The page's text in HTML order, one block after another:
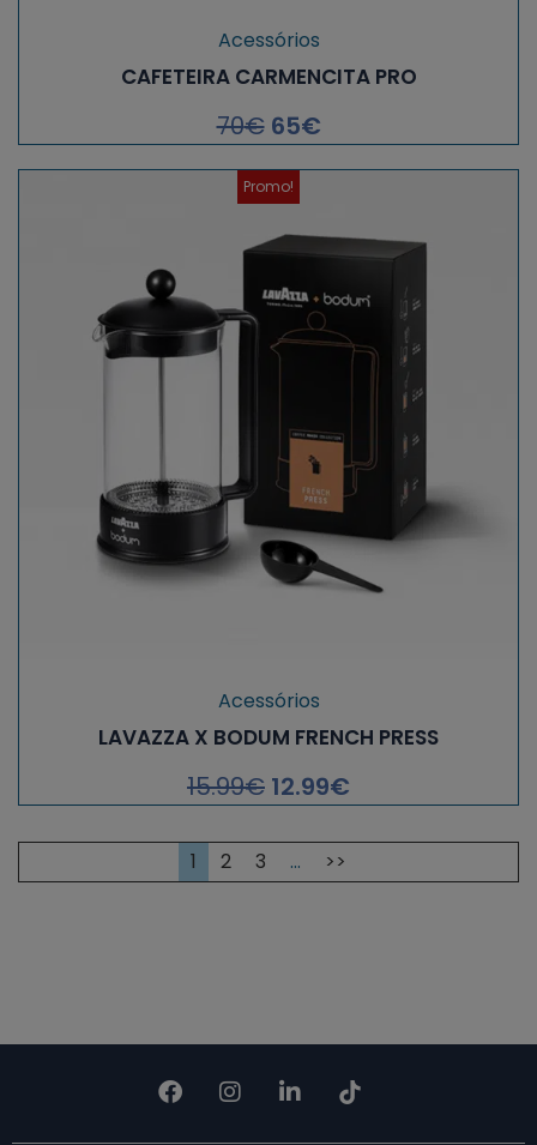
Acessórios
CAFETEIRA CARMENCITA PRO
70€ 65€
Promo!
Acessórios
LAVAZZA X BODUM FRENCH PRESS
15.99€ 12.99€
1 2 3 … >>